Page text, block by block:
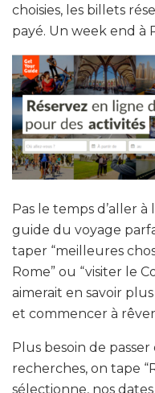
choisies, les billets
payé. Un week end à
Pas le temps d’aller
guide du voyage
taper “meilleures
Rome” ou “visiter le
aimerait en savoir
et commencer à
Plus besoin de
recherches, on tape
sélectionne, nos